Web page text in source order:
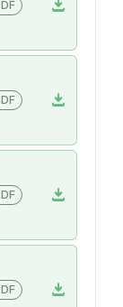
download
download
download
download